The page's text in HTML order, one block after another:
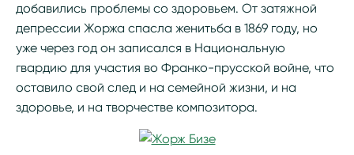
добавились проблемы со здоровьем. От затяжной
депрессии Жоржа спасла женитьба в 1869 году, но
уже через год он записался в Национальную
гвардию для участия во Франко-прусской войне, что
оставило свой след и на семейной жизни, и на
здоровье, и на творчестве композитора.